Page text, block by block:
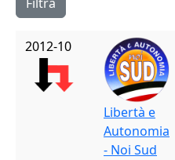
2012-10
Libertà e
Autonomia
- Noi Sud